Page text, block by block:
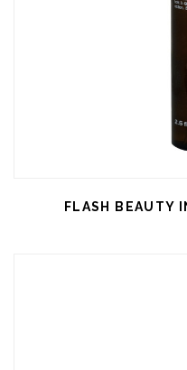
FLASH BEAUTY